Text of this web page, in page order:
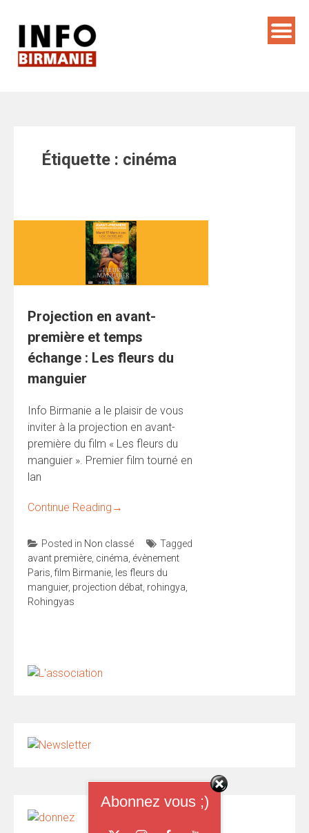
Étiquette : cinéma
Projection en avant-
première et temps
échange : Les fleurs du
manguier
Info Birmanie a le plaisir de vous
inviter à la projection en avant-
première du film « Les fleurs du
manguier ». Premier film tourné en
lan
Continue Reading →
Posted in Non classé
Tagged
avant première cinéma évènement
Paris film Birmanie
les fleurs du
manguier, projection débat rohingya
Rohingyas
Abonnez vous ;)